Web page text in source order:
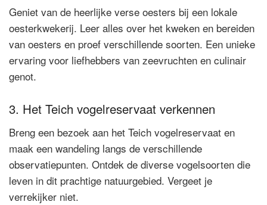
Geniet van de heerlijke verse oesters bij een lokale
oesterkwekerij. Leer alles over het kweken en bereiden
van oesters en proef verschillende soorten. Een unieke
ervaring voor liefhebbers van zeevruchten en culinair
genot.
3. Het Teich vogelreservaat verkennen
Breng een bezoek aan het Teich vogelreservaat en
maak een wandeling langs de verschillende
observatiepunten. Ontdek de diverse vogelsoorten die
leven in dit prachtige natuurgebied. Vergeet je
verrekijker niet.